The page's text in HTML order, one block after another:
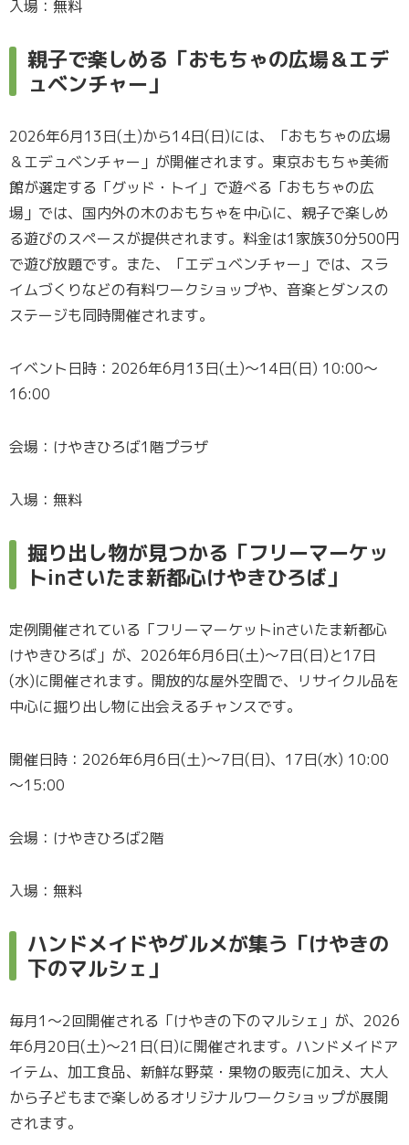
入場：無料
親子で楽しめる「おもちゃの広場＆エデ
ュベンチャー」
2026年6月13日(土)から14日(日)には、「おもちゃの広場
＆エデュベンチャー」が開催されます。東京おもちゃ美術
館が選定する「グッド・トイ」で遊べる「おもちゃの広
場」では、国内外の木のおもちゃを中心に、親子で楽しめ
る遊びのスペースが提供されます。料金は1家族30分500円
で遊び放題です。また、「エデュベンチャー」では、スラ
イムづくりなどの有料ワークショップや、音楽とダンスの
ステージも同時開催されます。
イベント日時：2026年6月13日(土)～14日(日) 10:00～
16:00
会場：けやきひろば1階プラザ
入場：無料
掘り出し物が見つかる「フリーマーケッ
トinさいたま新都心けやきひろば」
定例開催されている「フリーマーケットinさいたま新都心
けやきひろば」が、2026年6月6日(土)～7日(日)と17日
(水)に開催されます。開放的な屋外空間で、リサイクル品を
中心に掘り出し物に出会えるチャンスです。
開催日時：2026年6月6日(土)～7日(日)、17日(水) 10:00
～15:00
会場：けやきひろば2階
入場：無料
ハンドメイドやグルメが集う「けやきの
下のマルシェ」
毎月1～2回開催される「けやきの下のマルシェ」が、2026
年6月20日(土)～21日(日)に開催されます。ハンドメイドア
イテム、加工食品、新鮮な野菜・果物の販売に加え、大人
から子どもまで楽しめるオリジナルワークショップが展開
されます。